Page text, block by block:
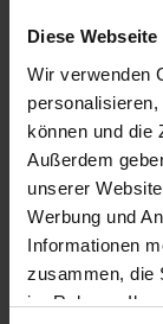
Diese
Wir verwenden
können und die
Außerdem
unserer
Werbung und
Informationen
zusammen, die
im Rahmen
Maria
und
seit vielen